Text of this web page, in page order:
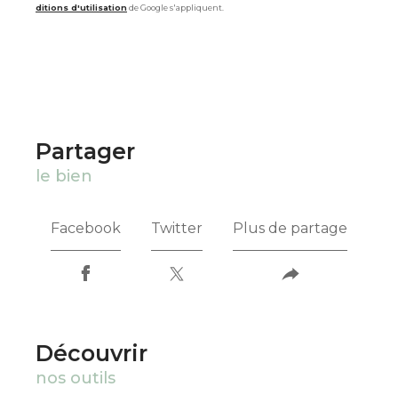
ditions d'utilisationde Google s'appliquent.
partager
le bien
Facebook Twitter Plus de partage
découvrir
nos outils